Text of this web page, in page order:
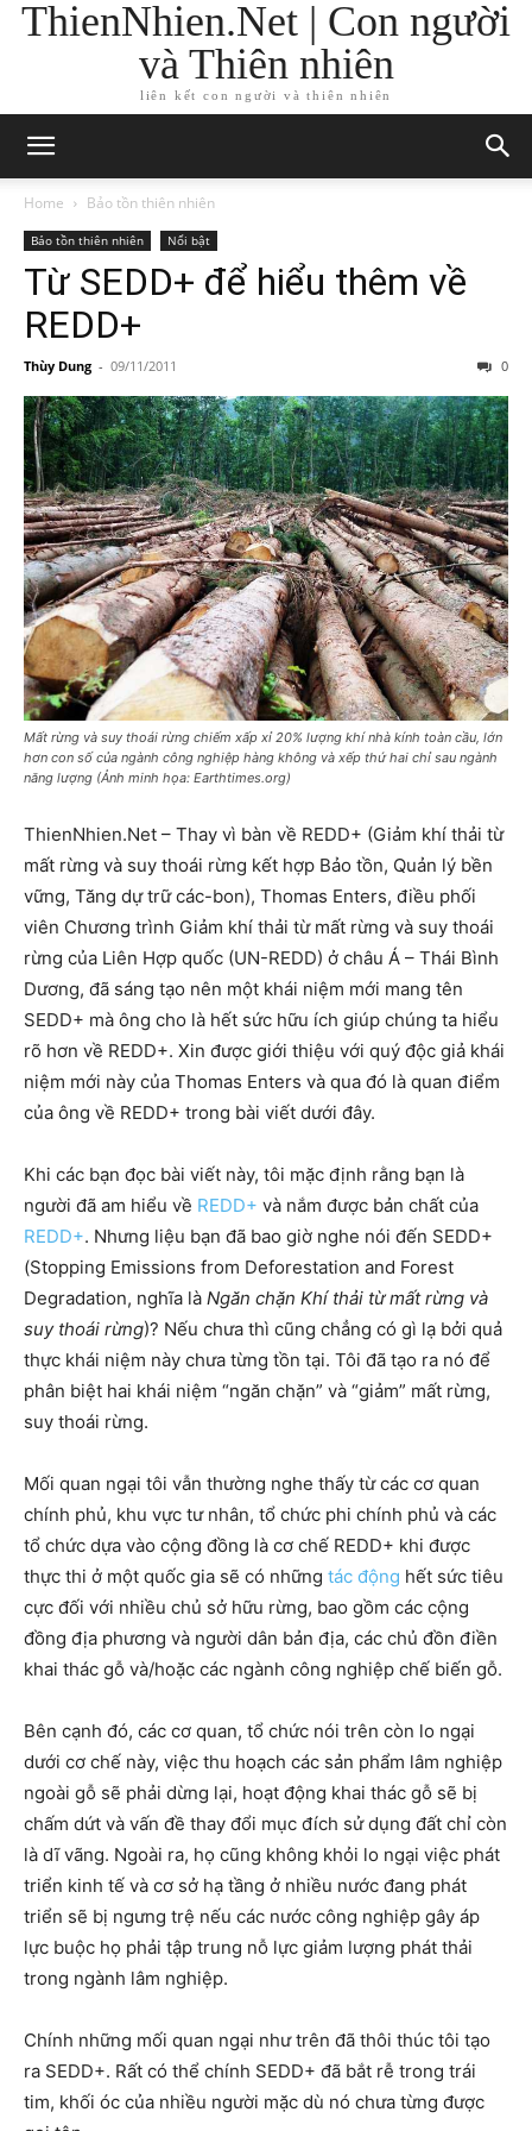
ThienNhien.Net | Con người
và Thiên nhiên
liên kết con người và thiên nhiên
Home Bảo tồn thiên nhiên
Bảo tồn thiên nhiên Nổi bật
Từ SEDD+ để hiểu thêm về
REDD+
Thùy Dung - 09/11/2011 0
Mất rừng và suy thoái rừng chiếm xấp xỉ 20% lượng khí nhà kính toàn cầu, lớn
hơn con số của ngành công nghiệp hàng không và xếp thứ hai chỉ sau ngành
năng lượng (Ảnh minh họa: Earthtimes.org)
ThienNhien.Net – Thay vì bàn về REDD+ (Giảm khí thải từ
mất rừng và suy thoái rừng kết hợp Bảo tồn, Quản lý bền
vững, Tăng dự trữ các-bon), Thomas Enters, điều phối
viên Chương trình Giảm khí thải từ mất rừng và suy thoái
rừng của Liên Hợp quốc (UN-REDD) ở châu Á – Thái Bình
Dương, đã sáng tạo nên một khái niệm mới mang tên
SEDD+ mà ông cho là hết sức hữu ích giúp chúng ta hiểu
rõ hơn về REDD+. Xin được giới thiệu với quý độc giả khái
niệm mới này của Thomas Enters và qua đó là quan điểm
của ông về REDD+ trong bài viết dưới đây.
Khi các bạn đọc bài viết này, tôi mặc định rằng bạn là
người đã am hiểu về REDD+ và nắm được bản chất của
REDD+. Nhưng liệu bạn đã bao giờ nghe nói đến SEDD+
(Stopping Emissions from Deforestation and Forest
Degradation, nghĩa là Ngăn chặn Khí thải từ mất rừng và
suy thoái rừng)? Nếu chưa thì cũng chẳng có gì lạ bởi quả
thực khái niệm này chưa từng tồn tại. Tôi đã tạo ra nó để
phân biệt hai khái niệm “ngăn chặn” và “giảm” mất rừng,
suy thoái rừng.
Mối quan ngại tôi vẫn thường nghe thấy từ các cơ quan
chính phủ, khu vực tư nhân, tổ chức phi chính phủ và các
tổ chức dựa vào cộng đồng là cơ chế REDD+ khi được
thực thi ở một quốc gia sẽ có những tác động hết sức tiêu
cực đối với nhiều chủ sở hữu rừng, bao gồm các cộng
đồng địa phương và người dân bản địa, các chủ đồn điền
khai thác gỗ và/hoặc các ngành công nghiệp chế biến gỗ.
Bên cạnh đó, các cơ quan, tổ chức nói trên còn lo ngại
dưới cơ chế này, việc thu hoạch các sản phẩm lâm nghiệp
ngoài gỗ sẽ phải dừng lại, hoạt động khai thác gỗ sẽ bị
chấm dứt và vấn đề thay đổi mục đích sử dụng đất chỉ còn
là dĩ vãng. Ngoài ra, họ cũng không khỏi lo ngại việc phát
triển kinh tế và cơ sở hạ tầng ở nhiều nước đang phát
triển sẽ bị ngưng trệ nếu các nước công nghiệp gây áp
lực buộc họ phải tập trung nỗ lực giảm lượng phát thải
trong ngành lâm nghiệp.
Chính những mối quan ngại như trên đã thôi thúc tôi tạo
ra SEDD+. Rất có thể chính SEDD+ đã bắt rễ trong trái
tim, khối óc của nhiều người mặc dù nó chưa từng được